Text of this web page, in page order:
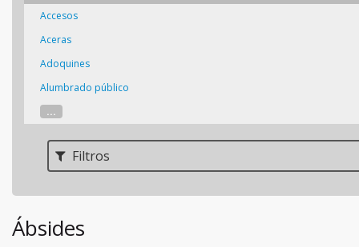
Accesos
Aceras
Adoquines
Alumbrado público
...
Filtros
Ábsides